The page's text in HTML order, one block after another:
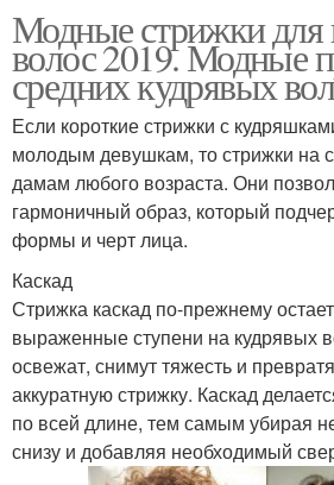
Тренды в женских
стрижках
Стрижки для длинных
волос
Стрижки на средние
волосы
Модный боб
Модные стрижки для
волос 2019. Модные
средних кудрявых
Если короткие стрижки с
молодым девушкам, то стрижки на
дамам любого возраста. Они
гармоничный образ, который
формы и черт лица.
Каскад
Стрижка каскад по-прежнему
выраженные ступени на кудрявых
освежат, снимут тяжесть и
аккуратную стрижку. Каскад
по всей длине, тем самым убирая
снизу и добавляя необходимый